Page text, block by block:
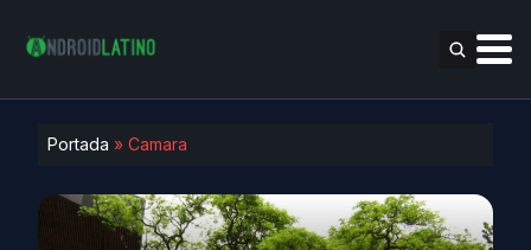
Portada » Camara